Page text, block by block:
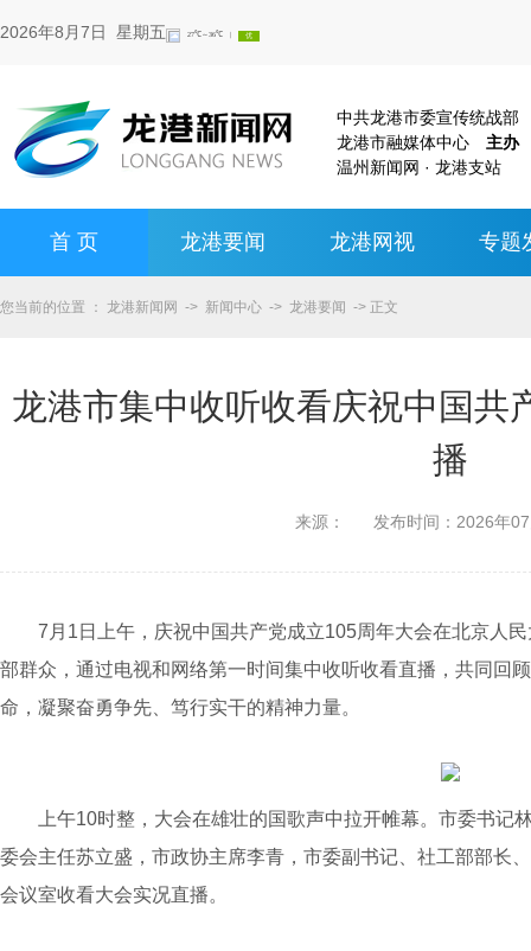
2026年8月7日 星期五
中共龙港市委宣传统战
龙港市融媒体中心 主办
温州新闻网 · 龙港支站
首 页 龙港要闻 龙港网视 专题
您当前的位置 ： 龙港新闻网 -> 新闻中心 -> 龙港要闻 -> 正文
龙港市集中收听收看庆祝中国共
播
来源： 发布时间： 2026年
7月1日上午，庆祝中国共产党成立105周年大会在北京人民
部群众，通过电视和网络第一时间集中收听收看直播，共同回
命，凝聚奋勇争先、笃行实干的精神力量。
上午10时整，大会在雄壮的国歌声中拉开帷幕。市委书记
委会主任苏立盛，市政协主席李青，市委副书记、社工部部长
会议室收看大会实况直播。